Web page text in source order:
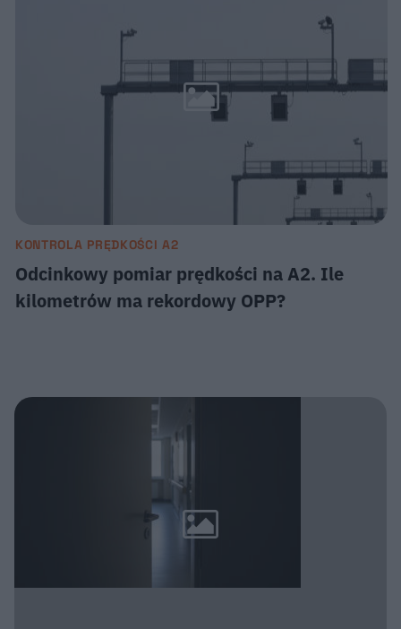
KONTROLA PRĘDKOŚCI A2
Odcinkowy pomiar prędkości na A2. Ile
kilometrów ma rekordowy OPP?